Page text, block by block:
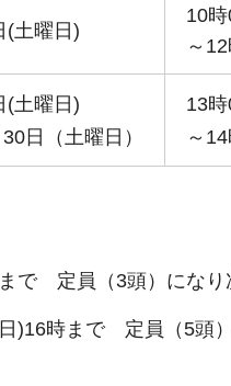
(土曜日)
10
～
(土曜日)
日（土曜日）
13
～
で 定員（3頭）になり
)16時まで 定員（5頭